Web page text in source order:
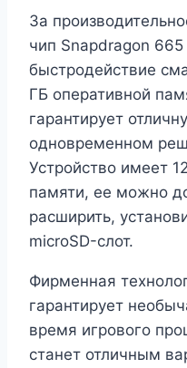
За
чип Snapdragon
быстродействие
ГБ оперативной
гарантирует
одновременном
Устройство имеет
памяти, ее можно
расширить,
microSD-слот.
Фирменная
гарантирует
время игрового
станет отличным